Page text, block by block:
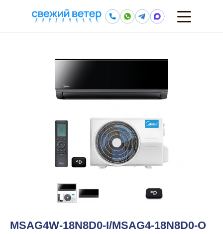
MSAG4W-18N8D0-I/MSAG4-18N8D0-O